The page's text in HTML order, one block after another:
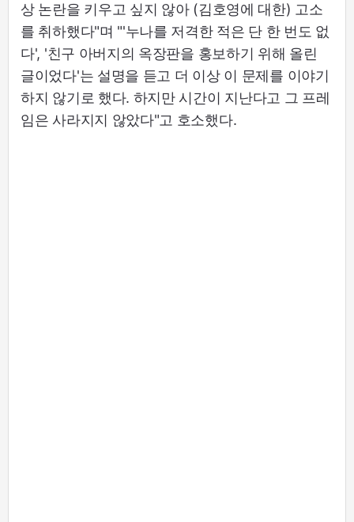
상 논란을 키우고 싶지 않아 (김호영에 대한) 고소
를 취하했다"며 "'누나를 저격한 적은 단 한 번도 없
다', '친구 아버지의 옥장판을 홍보하기 위해 올린
글이었다'는 설명을 듣고 더 이상 이 문제를 이야기
하지 않기로 했다. 하지만 시간이 지난다고 그 프레
임은 사라지지 않았다"고 호소했다.